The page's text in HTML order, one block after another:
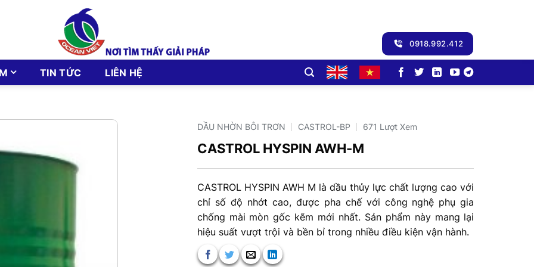
0918.992.412
TIN TỨC LIÊN HỆ
DẦU NHỜN BÔI TRƠN CASTROL-BP 671 Lượt Xem
CASTROL HYSPIN AWH-M
CASTROL HYSPIN AWH M là dầu thủy lực chất lượng cao với
chỉ số độ nhớt cao, được pha chế với công nghệ phụ gia
chống mài mòn gốc kẽm mới nhất. Sản phẩm này mang lại
hiệu suất vượt trội và bền bỉ trong nhiều điều kiện vận hành.